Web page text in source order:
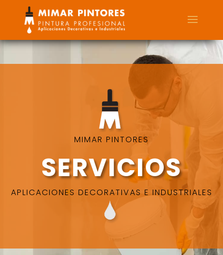
MIMAR PINTORES
SERVICIOS
APLICACIONES DECORATIVAS E INDUSTRIALES